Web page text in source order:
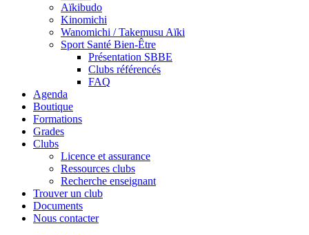
Aïkibudo
Kinomichi
Wanomichi / Takemusu Aïki
Sport Santé Bien-Être
Présentation SBBE
Clubs référencés
FAQ
Agenda
Boutique
Formations
Grades
Clubs
Licence et assurance
Ressources clubs
Recherche enseignant
Trouver un club
Documents
Nous contacter